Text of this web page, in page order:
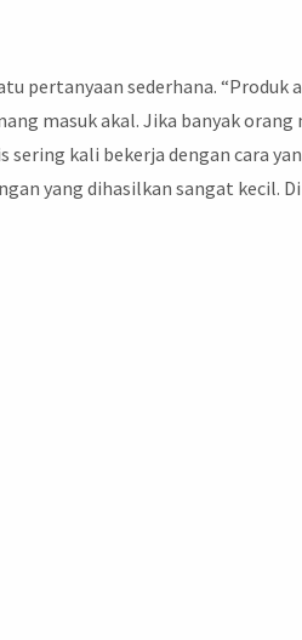
pertanyaan sederhana. “Produk
masuk akal. Jika banyak
kali bekerja dengan cara
yang dihasilkan sangat kecil.